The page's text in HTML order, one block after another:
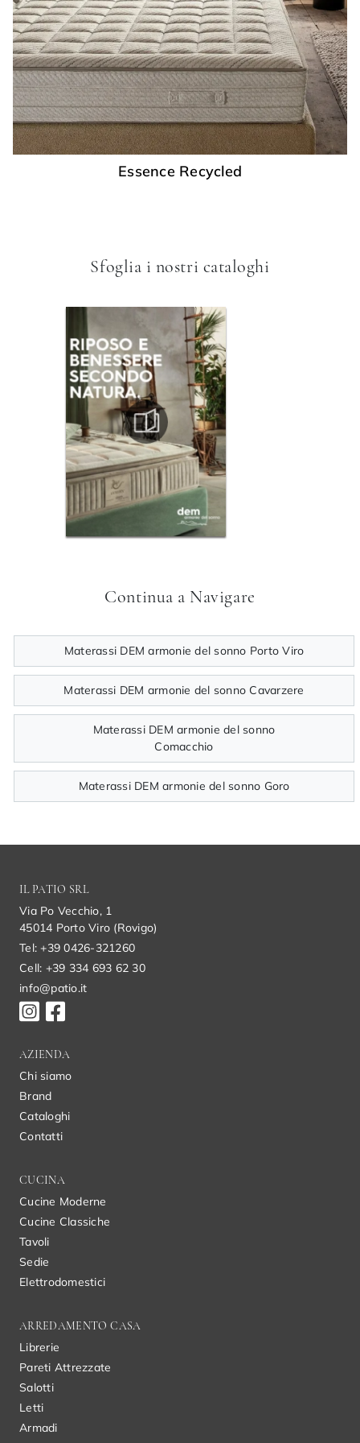
Essence Recycled
Sfoglia i nostri cataloghi
Continua a Navigare
Materassi DEM armonie del sonno Porto Viro
Materassi DEM armonie del sonno Cavarzere
Materassi DEM armonie del sonno
Comacchio
Materassi DEM armonie del sonno Goro
IL PATIO SRL
Via Po Vecchio, 1
45014 Porto Viro (Rovigo)
Tel: +39 0426-321260
Cell: +39 334 693 62 30
info@patio.it
AZIENDA
Chi siamo
Brand
Cataloghi
Contatti
CUCINA
Cucine Moderne
Cucine Classiche
Tavoli
Sedie
Elettrodomestici
ARREDAMENTO CASA
Librerie
Pareti Attrezzate
Salotti
Letti
Armadi